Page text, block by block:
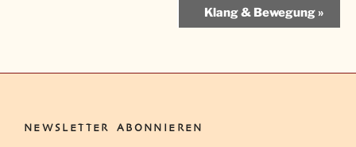
Klang & Bewegung »
NEWSLETTER ABONNIEREN